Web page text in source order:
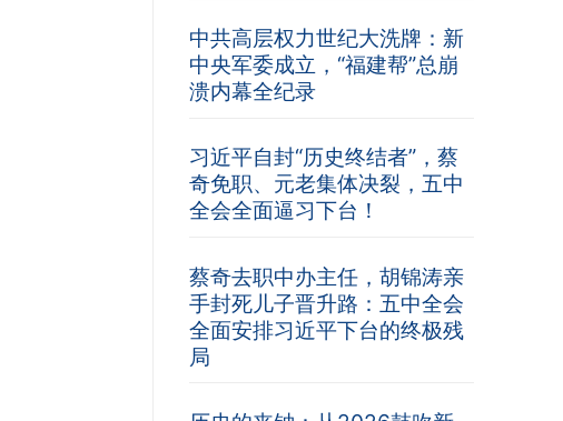
中共高层权力世纪大洗牌：新
中央军委成立，“福建帮”总崩
溃内幕全纪录
习近平自封“历史终结者”，蔡
奇免职、元老集体决裂，五中
全会全面逼习下台！
蔡奇去职中办主任，胡锦涛亲
手封死儿子晋升路：五中全会
全面安排习近平下台的终极残
局